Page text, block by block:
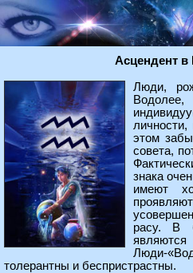
Асцендент в
Люди,
этом
совета,
знака
имеют
расу. В
Люди-
толерантны и беспристрастны.